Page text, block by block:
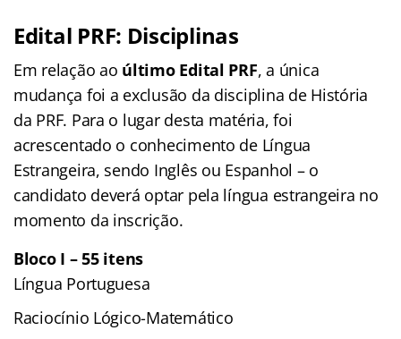
Edital PRF: Disciplinas
Em relação ao último Edital PRF, a única
mudança foi a exclusão da disciplina de História
da PRF. Para o lugar desta matéria, foi
acrescentado o conhecimento de Língua
Estrangeira, sendo Inglês ou Espanhol – o
candidato deverá optar pela língua estrangeira no
momento da inscrição.
Bloco I – 55 itens
Língua Portuguesa
Raciocínio Lógico-Matemático